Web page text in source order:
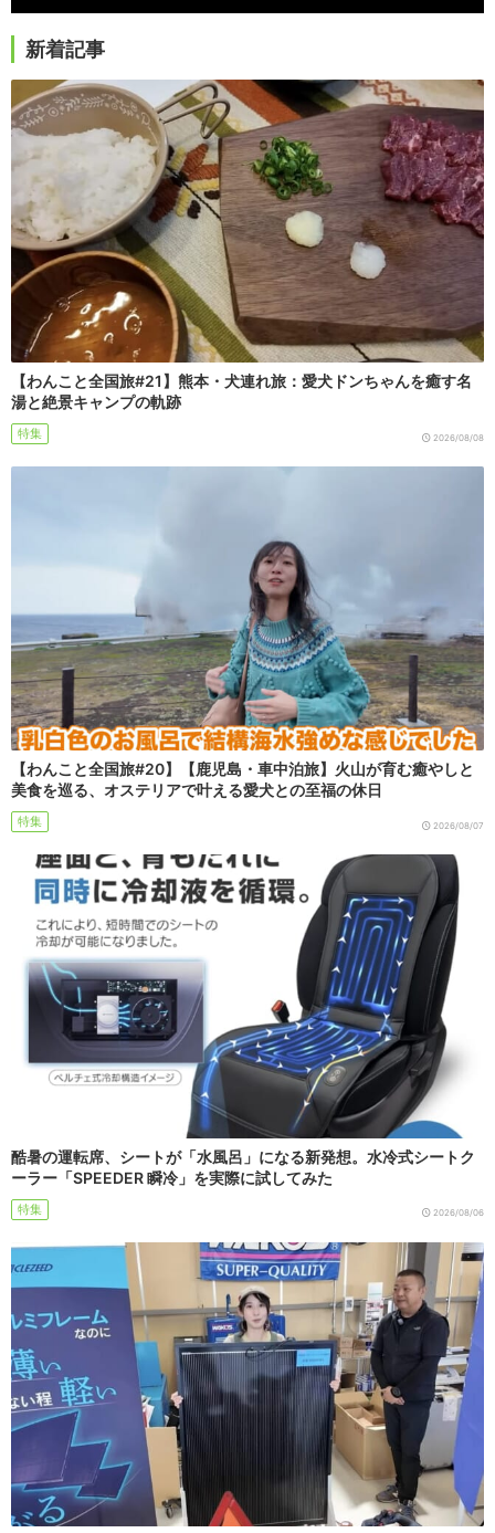
新着記事
【わんこと全国旅#21】熊本・犬連れ旅：愛犬ドンちゃんを癒す名
湯と絶景キャンプの軌跡
特集 2026/08/08
【わんこと全国旅#20】【鹿児島・車中泊旅】火山が育む癒やしと
美食を巡る、オステリアで叶える愛犬との至福の休日
特集 2026/08/07
酷暑の運転席、シートが「水風呂」になる新発想。水冷式シートク
ーラー「SPEEDER 瞬冷」を実際に試してみた
特集 2026/08/06